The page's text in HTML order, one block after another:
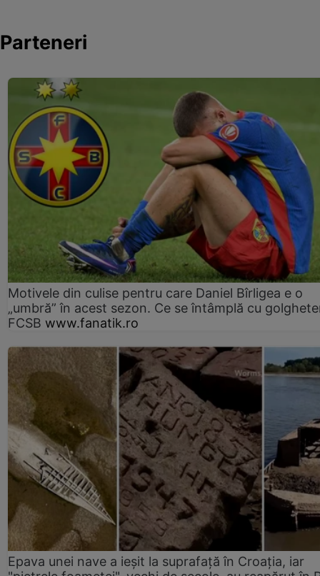
Parteneri
Motivele din culise pentru care Daniel Bîrligea e o
„umbră” în acest sezon. Ce se întâmplă cu
FCSB www.fanatik.ro
Epava unei nave a ieșit la suprafață în Croația, iar